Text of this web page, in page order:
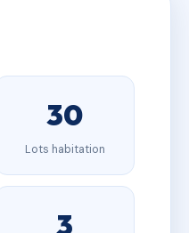
30
Lots habitation
3